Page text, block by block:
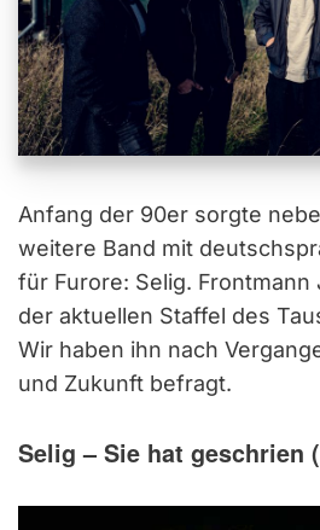
Anfang der 90er sorgte
weitere Band mit
für Furore: Selig. Frontmann
der aktuellen Staffel des
Wir haben ihn nach
und Zukunft befragt.
Selig – Sie hat geschrien